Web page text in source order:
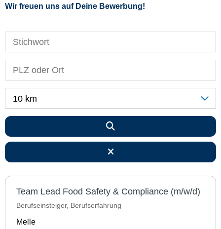
Wir freuen uns auf Deine Bewerbung!
10 km
Team Lead Food Safety & Compliance (m/w/d)
Berufseinsteiger, Berufserfahrung
Melle